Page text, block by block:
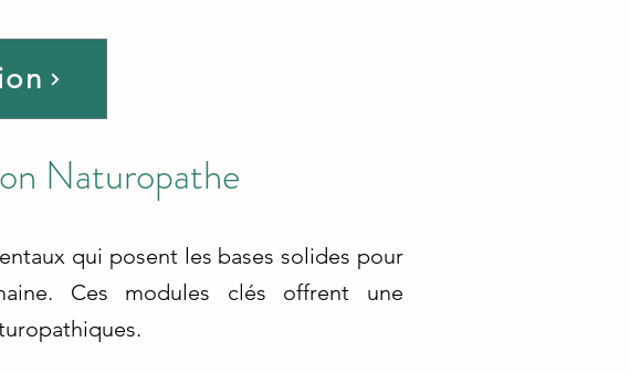
Naturopathe
qui posent les bases solides pour
Ces modules clés offrent une